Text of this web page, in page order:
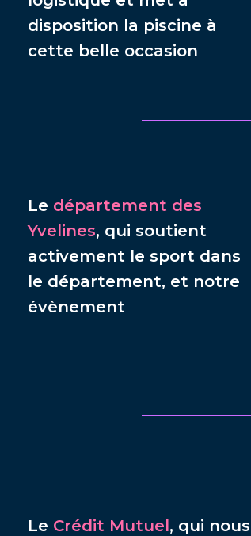
disposition la piscine à
cette belle occasion
Le département des
Yvelines, qui soutient
activement le sport dans
le département, et notre
évènement
Le Crédit Mutuel, qui nous